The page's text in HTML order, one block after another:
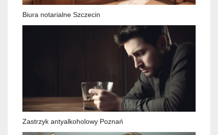
Biura notarialne Szczecin
Zastrzyk antyalkoholowy Poznań